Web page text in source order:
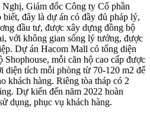
Giám đốc Công ty Cổ phần
đây là dự án có đầy đủ pháp lý,
đầu tư, được xây dựng đồng bộ
với không gian sống lý tưởng, được
Dự án Hacom Mall có tổng diện
Shophouse, mỗi căn hộ cao cấp được
diện tích mỗi phòng từ 70-120 m2 để
khách hàng. Riêng tòa tháp có 2
Dự kiến đến năm 2022 hoàn
dụng, phục vụ khách hàng.